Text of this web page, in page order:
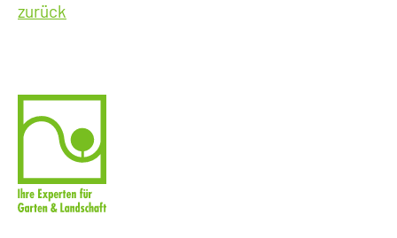
zurück